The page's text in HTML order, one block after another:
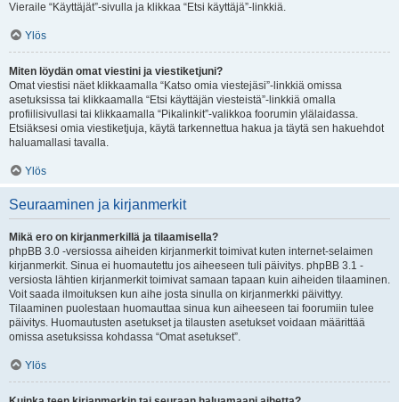
Vieraile “Käyttäjät”-sivulla ja klikkaa “Etsi käyttäjä”-linkkiä.
Ylös
Miten löydän omat viestini ja viestiketjuni?
Omat viestisi näet klikkaamalla “Katso omia viestejäsi”-linkkiä omissa
asetuksissa tai klikkaamalla “Etsi käyttäjän viesteistä”-linkkiä omalla
profiilisivullasi tai klikkaamalla “Pikalinkit”-valikkoa foorumin ylälaidassa.
Etsiäksesi omia viestiketjuja, käytä tarkennettua hakua ja täytä sen hakuehdot
haluamallasi tavalla.
Ylös
Seuraaminen ja kirjanmerkit
Mikä ero on kirjanmerkillä ja tilaamisella?
phpBB 3.0 -versiossa aiheiden kirjanmerkit toimivat kuten internet-selaimen
kirjanmerkit. Sinua ei huomautettu jos aiheeseen tuli päivitys. phpBB 3.1 -
versiosta lähtien kirjanmerkit toimivat samaan tapaan kuin aiheiden tilaaminen.
Voit saada ilmoituksen kun aihe josta sinulla on kirjanmerkki päivittyy.
Tilaaminen puolestaan huomauttaa sinua kun aiheeseen tai foorumiin tulee
päivitys. Huomautusten asetukset ja tilausten asetukset voidaan määrittää
omissa asetuksissa kohdassa “Omat asetukset”.
Ylös